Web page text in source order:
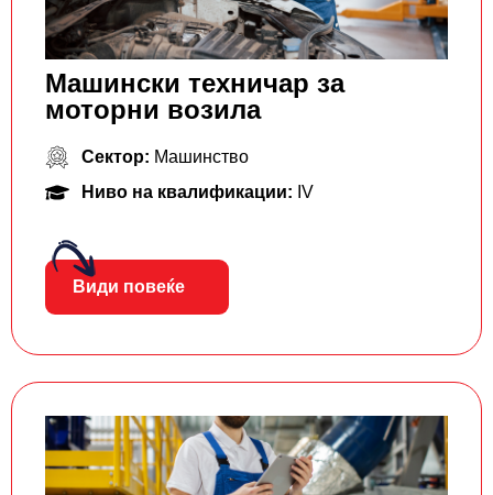
Машински техничар за
моторни возила
Сектор: Машинство
Ниво на квалификации: IV
Види повеќе